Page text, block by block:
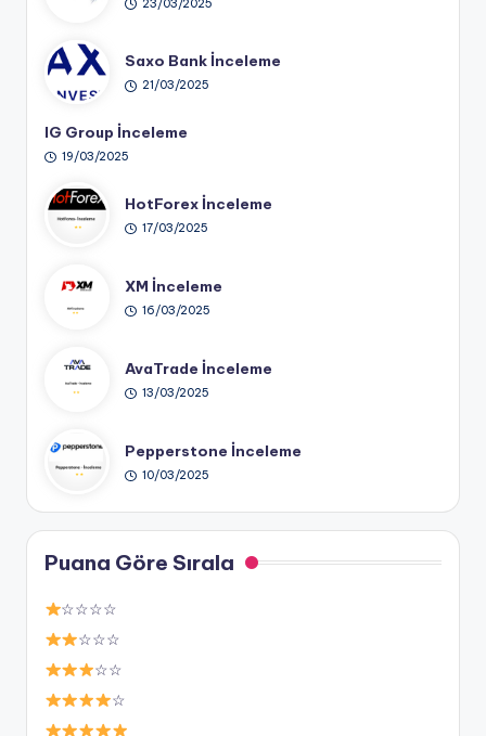
23/03/2025
Saxo Bank İnceleme
21/03/2025
IG Group İnceleme
19/03/2025
HotForex İnceleme
17/03/2025
XM İnceleme
16/03/2025
AvaTrade İnceleme
13/03/2025
Pepperstone İnceleme
10/03/2025
Puana Göre Sırala
☆☆☆☆
☆☆☆
☆☆
☆